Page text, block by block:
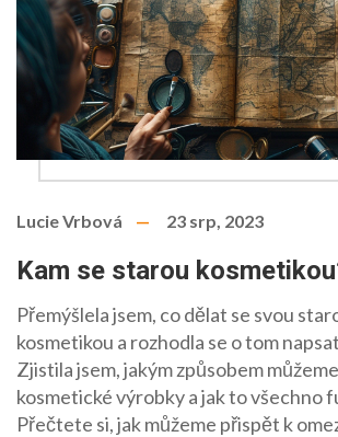
Lucie Vrbová 23 srp, 2023
Kam se starou
Přemýšlela jsem, co dělat se svou
kosmetikou a rozhodla se o tom
Zjistila jsem, jakým způsobem
kosmetické výrobky a jak to všechno
Přečtete si, jak můžeme přispět k